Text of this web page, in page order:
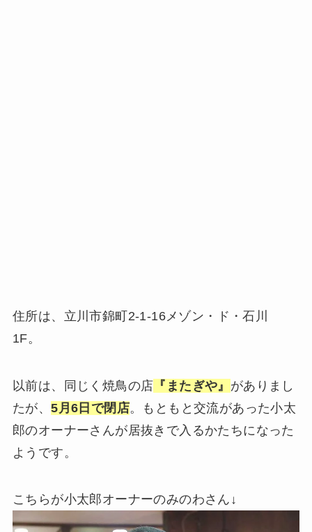
住所は、立川市錦町2-1-16メゾン・ド・石川
1F。
以前は、同じく焼鳥の店 『またぎや』 がありまし
たが、5月6日で閉店。もともと交流があった小太
郎のオーナーさんが居抜きで入るかたちになった
ようです。
こちらが小太郎オーナーのみのわさん↓